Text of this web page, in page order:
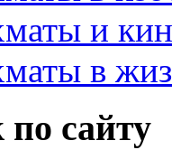
и
в
сайту